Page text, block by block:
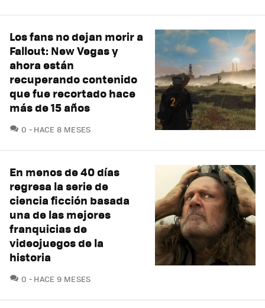
Los fans no dejan morir a
Fallout: New Vegas y
ahora están
recuperando contenido
que fue recortado hace
más de 15 años
0 COMENTARIOS
HACE 8 MESES
En menos de 40 días
regresa la serie de
ciencia ficción basada
una de las mejores
franquicias de
videojuegos de la
historia
0 COMENTARIOS
HACE 9 MESES